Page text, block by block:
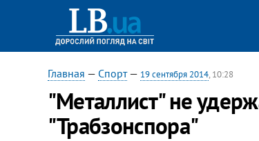
Главная — Спорт— 19 сентября 2014, 10:28
"Металлист" не
"Трабзонспора"